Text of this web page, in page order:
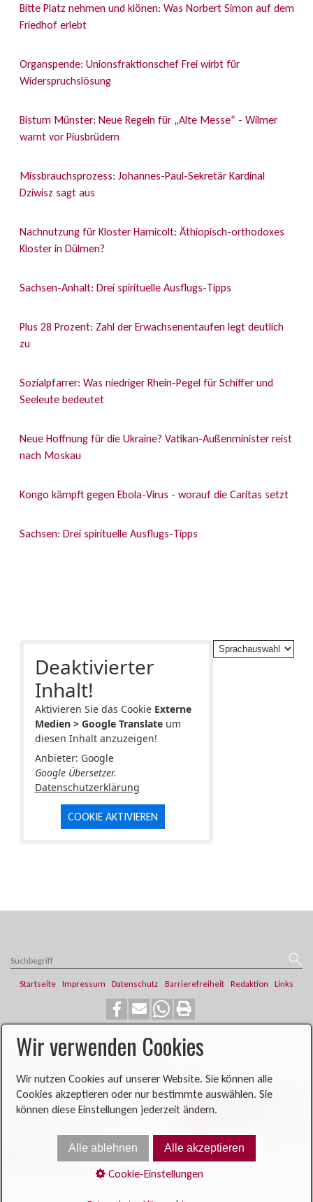
Bitte Platz nehmen und klönen: Was Norbert Simon auf dem
Friedhof erlebt
Organspende: Unionsfraktionschef Frei wirbt für
Widerspruchslösung
Bistum Münster: Neue Regeln für „Alte Messe“ - Wilmer
warnt vor Piusbrüdern
Missbrauchsprozess: Johannes-Paul-Sekretär Kardinal
Dziwisz sagt aus
Nachnutzung für Kloster Hamicolt: Äthiopisch-orthodoxes
Kloster in Dülmen?
Sachsen-Anhalt: Drei spirituelle Ausflugs-Tipps
Plus 28 Prozent: Zahl der Erwachsenentaufen legt deutlich
zu
Sozialpfarrer: Was niedriger Rhein-Pegel für Schiffer und
Seeleute bedeutet
Neue Hoffnung für die Ukraine? Vatikan-Außenminister reist
nach Moskau
Kongo kämpft gegen Ebola-Virus - worauf die Caritas setzt
Sachsen: Drei spirituelle Ausflugs-Tipps
Deaktivierter
Inhalt!
Aktivieren Sie das Cookie Externe
Medien > Google Translateum
diesen Inhalt anzuzeigen!
Anbieter: Google
Google Übersetzer.
Datenschutzerklärung
COOKIE AKTIVIEREN
Startseite Impressum Datenschutz Barrierefreiheit Redaktion Links
​​​​Katholische Pfarrei St. Franziskus
Steinweg 6
46419 Isselburg
Telefax: 02874 900396​​​​
Wir verwenden Cookies
Wir nutzen Cookies auf unserer Website. Sie können alle
Cookies akzeptieren oder nur bestimmte auswählen. Sie
können diese Einstellungen jederzeit ändern.
Alle ablehnen Alle akzeptieren
Cookie-Einstellungen